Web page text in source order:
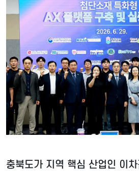
충북도가 지역 핵심 산업인 이차